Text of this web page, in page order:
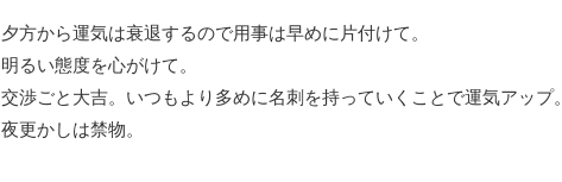
夕方から運気は衰退するので用事は早めに片付けて。
明るい態度を心がけて。
交渉ごと大吉。いつもより多めに名刺を持っていくことで運気アップ。
夜更かしは禁物。